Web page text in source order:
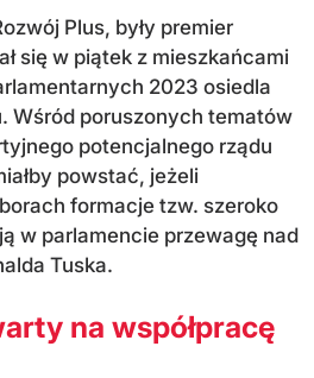
Plus, były premier
się w piątek z mieszkańcami
2023 osiedla
Wśród poruszonych tematów
potencjalnego rządu
powstać, jeżeli
formacje tzw. szeroko
w parlamencie przewagę nad
Tuska.
na współpracę